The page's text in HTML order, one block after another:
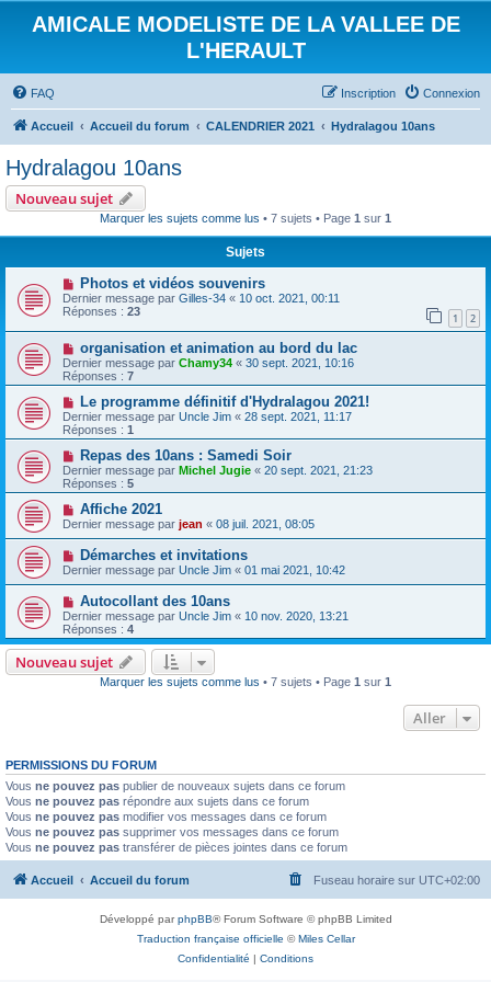
AMICALE MODELISTE DE LA VALLEE DE
L'HERAULT
FAQ Connexion
Inscription
Accueil Accueil du forum CALENDRIER 2021 Hydralagou 10ans
Hydralagou 10ans
Nouveau sujet
Marquer les sujets comme lus • 7 sujets • Page 1 sur 1
Sujets
Photos et vidéos souvenirs
Dernier message par Gilles-34 « 10 oct. 2021, 00:11
Réponses : 23 1 2
organisation et animation au bord du lac
Dernier message par Chamy34 « 30 sept. 2021, 10:16
Réponses : 7
Le programme définitif d'Hydralagou 2021!
Dernier message par Uncle Jim « 28 sept. 2021, 11:17
Réponses : 1
Repas des 10ans : Samedi Soir
Dernier message par Michel Jugie « 20 sept. 2021, 21:23
Réponses : 5
Affiche 2021
Dernier message par jean « 08 juil. 2021, 08:05
Démarches et invitations
Dernier message par Uncle Jim « 01 mai 2021, 10:42
Autocollant des 10ans
Dernier message par Uncle Jim « 10 nov. 2020, 13:21
Réponses : 4
Nouveau sujet
Marquer les sujets comme lus • 7 sujets • Page 1 sur 1
Aller
PERMISSIONS DU FORUM
Vous ne pouvez pas publier de nouveaux sujets dans ce forum
Vous ne pouvez pas répondre aux sujets dans ce forum
Vous ne pouvez pas modifier vos messages dans ce forum
Vous ne pouvez pas supprimer vos messages dans ce forum
Vous ne pouvez pas transférer de pièces jointes dans ce forum
Accueil Accueil du forum Fuseau horaire sur UTC+02:00
Développé parphpBB® Forum Software © phpBB Limited
Traduction française officielle ©Miles Cellar
Confidentialité | Conditions